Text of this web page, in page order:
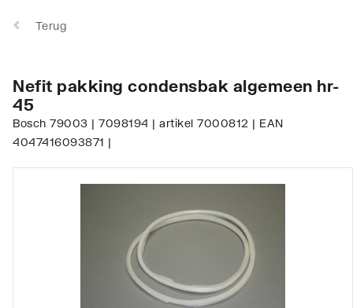
Terug
Nefit pakking condensbak algemeen hr-
45
Bosch 79003 | 7098194 | artikel 7000812 | EAN
4047416093871 |